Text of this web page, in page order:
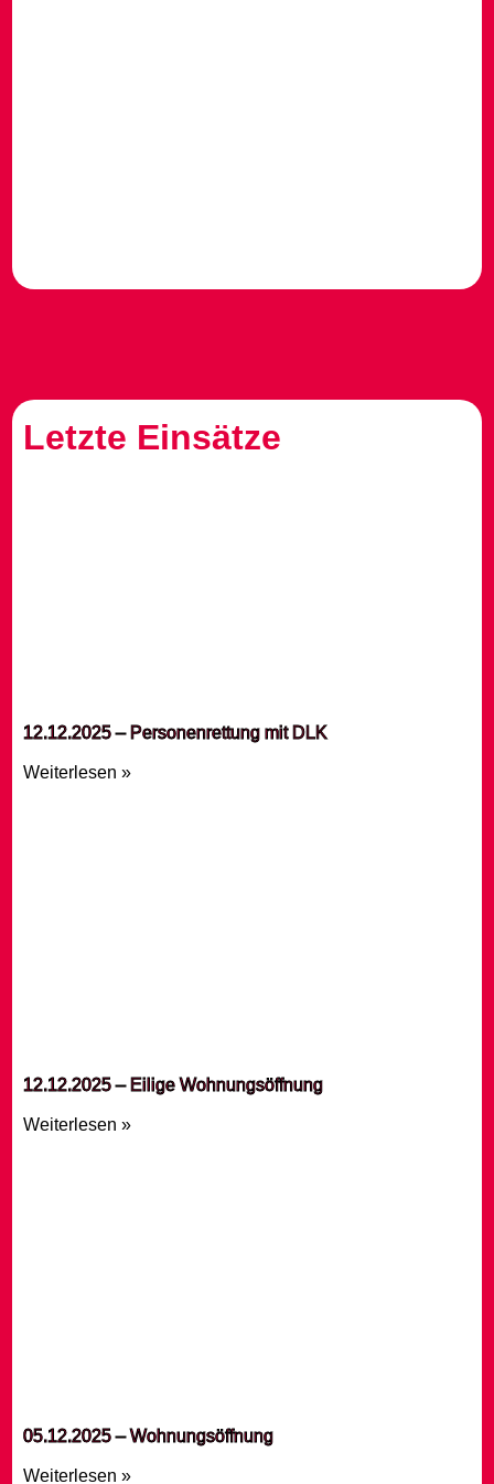
Letzte Einsätze
12.12.2025 – Personenrettung mit DLK
Weiterlesen »
12.12.2025 – Eilige Wohnungsöffnung
Weiterlesen »
05.12.2025 – Wohnungsöffnung
Weiterlesen »